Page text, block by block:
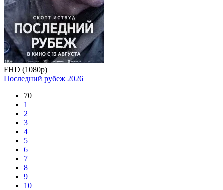
FHD (1080p)
Последний рубеж 2026
70
1
2
3
4
5
6
7
8
9
10